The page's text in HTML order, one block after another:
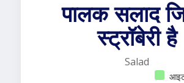
पालक सलाद
स्ट्रॉबेरी है
Salad